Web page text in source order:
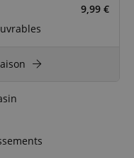
9,99 €